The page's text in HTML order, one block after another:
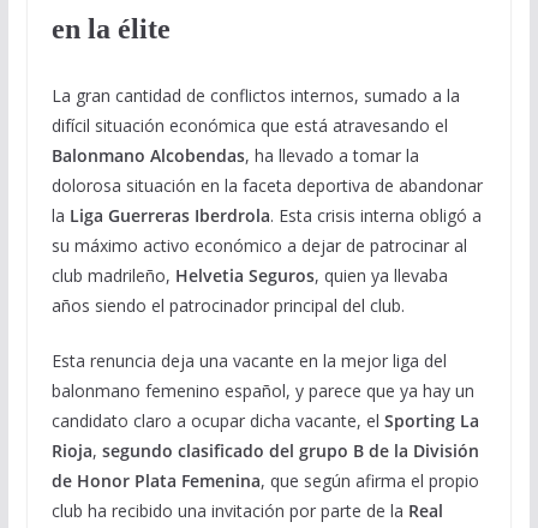
en la élite
La gran cantidad de conflictos internos, sumado a la
difícil situación económica que está atravesando el
Balonmano Alcobendas, ha llevado a tomar la
dolorosa situación en la faceta deportiva de abandonar
la Liga Guerreras Iberdrola. Esta crisis interna obligó a
su máximo activo económico a dejar de patrocinar al
club madrileño, Helvetia Seguros, quien ya llevaba
años siendo el patrocinador principal del club.
Esta renuncia deja una vacante en la mejor liga del
balonmano femenino español, y parece que ya hay un
candidato claro a ocupar dicha vacante, el Sporting La
Rioja, segundo clasificado del grupo B de la División
de Honor Plata Femenina, que según afirma el propio
club ha recibido una invitación por parte de la Real